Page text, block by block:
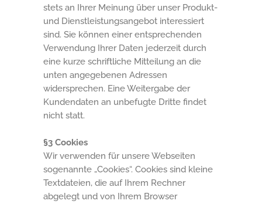
stets an Ihrer Meinung über unser Produkt-
und Dienstleistungsangebot interessiert
sind. Sie können einer entsprechenden
Verwendung Ihrer Daten jederzeit durch
eine kurze schriftliche Mitteilung an die
unten angegebenen Adressen
widersprechen. Eine Weitergabe der
Kundendaten an unbefugte Dritte findet
nicht statt.
§3 Cookies
Wir verwenden für unsere Webseiten
sogenannte „Cookies“. Cookies sind kleine
Textdateien, die auf Ihrem Rechner
abgelegt und von Ihrem Browser